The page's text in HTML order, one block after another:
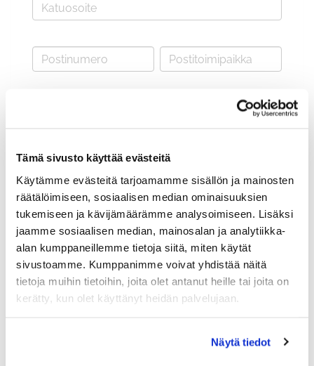
Tämä sivusto käyttää evästeitä
Käytämme evästeitä tarjoamamme sisällön ja mainosten
räätälöimiseen, sosiaalisen median ominaisuuksien
tukemiseen ja kävijämäärämme analysoimiseen. Lisäksi
jaamme sosiaalisen median, mainosalan ja analytiikka-
alan kumppaneillemme tietoja siitä, miten käytät
sivustoamme. Kumppanimme voivat yhdistää näitä
tietoja muihin tietoihin, joita olet antanut heille tai joita on
kerätty, kun olet käyttänyt heidän palvelujaan.
Näytä tiedot
Valitse seura:
Jäsennumero:
Lisätiedot